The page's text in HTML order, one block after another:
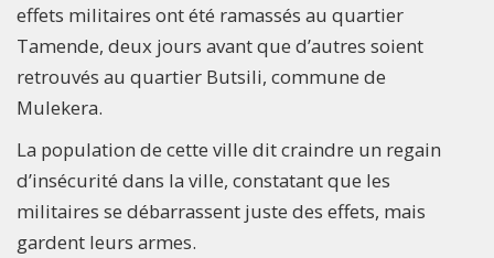
effets militaires ont été ramassés au quartier
Tamende, deux jours avant que d’autres soient
retrouvés au quartier Butsili, commune de
Mulekera.
La population de cette ville dit craindre un regain
d’insécurité dans la ville, constatant que les
militaires se débarrassent juste des effets, mais
gardent leurs armes.